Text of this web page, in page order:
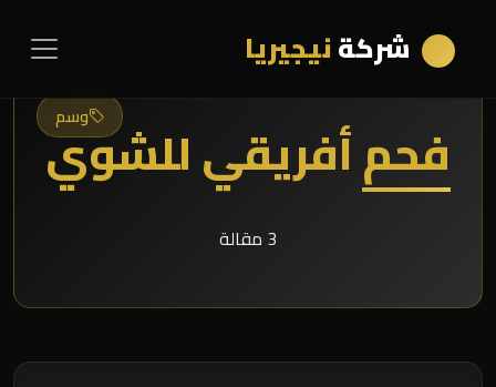
شركةنيجيريا
وسم
فحم أفريقي للشوي
3 مقالة